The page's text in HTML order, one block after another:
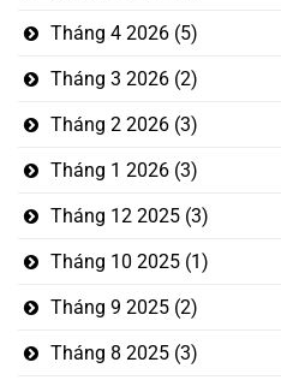
Tháng 4 2026 (5)
Tháng 3 2026 (2)
Tháng 2 2026 (3)
Tháng 1 2026 (3)
Tháng 12 2025 (3)
Tháng 10 2025 (1)
Tháng 9 2025 (2)
Tháng 8 2025 (3)